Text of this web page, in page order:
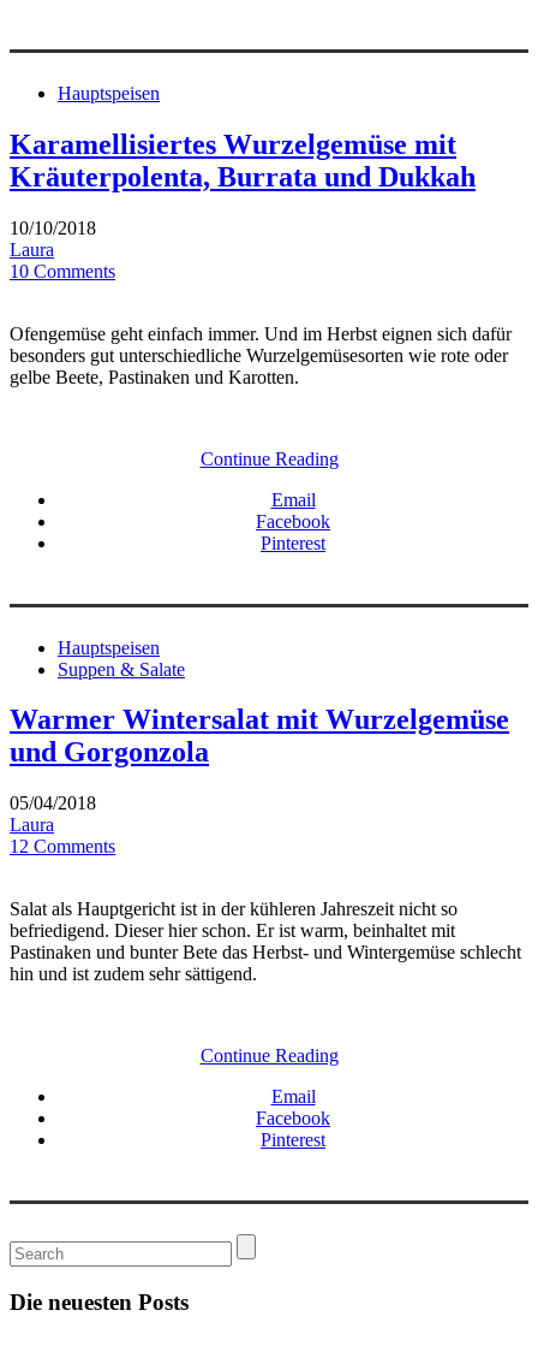
Hauptspeisen
Karamellisiertes Wurzelgemüse mit
Kräuterpolenta, Burrata und Dukkah
10/10/2018
Laura
10 Comments
Ofengemüse geht einfach immer. Und im Herbst eignen sich dafür
besonders gut unterschiedliche Wurzelgemüsesorten wie rote oder
gelbe Beete, Pastinaken und Karotten.
Continue Reading
Email
Facebook
Pinterest
Hauptspeisen
Suppen & Salate
Warmer Wintersalat mit Wurzelgemüse
und Gorgonzola
05/04/2018
Laura
12 Comments
Salat als Hauptgericht ist in der kühleren Jahreszeit nicht so
befriedigend. Dieser hier schon. Er ist warm, beinhaltet mit
Pastinaken und bunter Bete das Herbst- und Wintergemüse schlecht
hin und ist zudem sehr sättigend.
Continue Reading
Email
Facebook
Pinterest
Die neuesten Posts